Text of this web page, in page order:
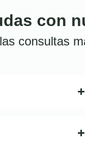
con
consultas